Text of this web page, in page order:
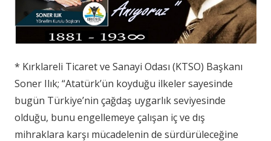
* Kırklareli Ticaret ve Sanayi Odası (KTSO) Başkanı
Soner Ilık; “Atatürk’ün koyduğu ilkeler sayesinde
bugün Türkiye’nin çağdaş uygarlık seviyesinde
olduğu, bunu engellemeye çalışan iç ve dış
mihraklara karşı mücadelenin de sürdürüleceğine